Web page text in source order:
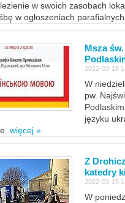
w swoich zasobach
w ogłoszeniach
Msza
2022-03-18
W
pw.
języku
więcej »
Z
katedry
2022-03-15
W